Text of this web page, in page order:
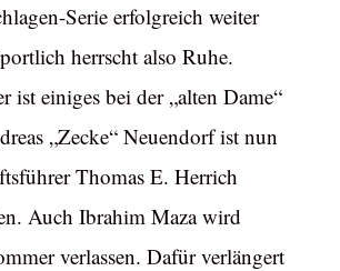
Serie erfolgreich weiter
herrscht also Ruhe.
ist einiges bei der „alten Dame“
„Zecke“ Neuendorf ist nun
Thomas E. Herrich
Auch Ibrahim Maza wird
verlassen. Dafür verlängert